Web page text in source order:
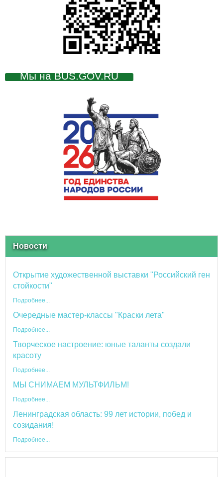
Мы на BUS.GOV.RU
Новости
Открытие художественной выставки "Российский ген
стойкости"
Подробнее...
Очередные мастер-классы "Краски лета"
Подробнее...
Творческое настроение: юные таланты создали
красоту
Подробнее...
МЫ СНИМАЕМ МУЛЬТФИЛЬМ!
Подробнее...
Ленинградская область: 99 лет истории, побед и
созидания!
Подробнее...